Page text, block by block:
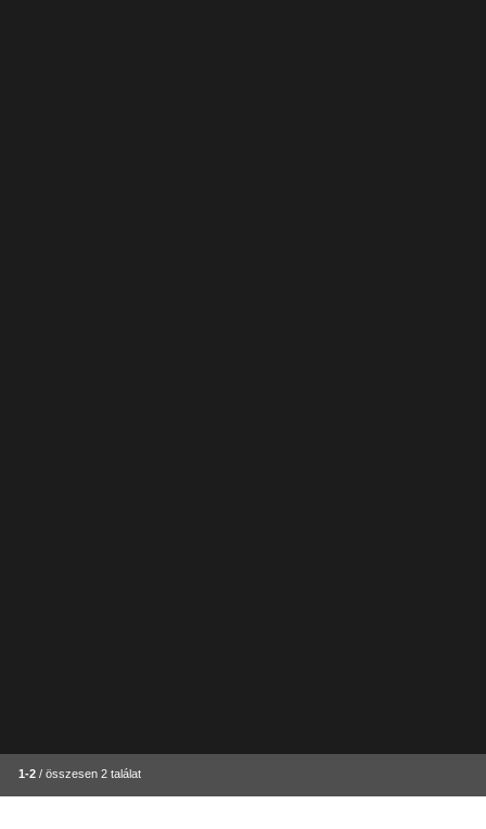
1-2 / összesen 2 találat